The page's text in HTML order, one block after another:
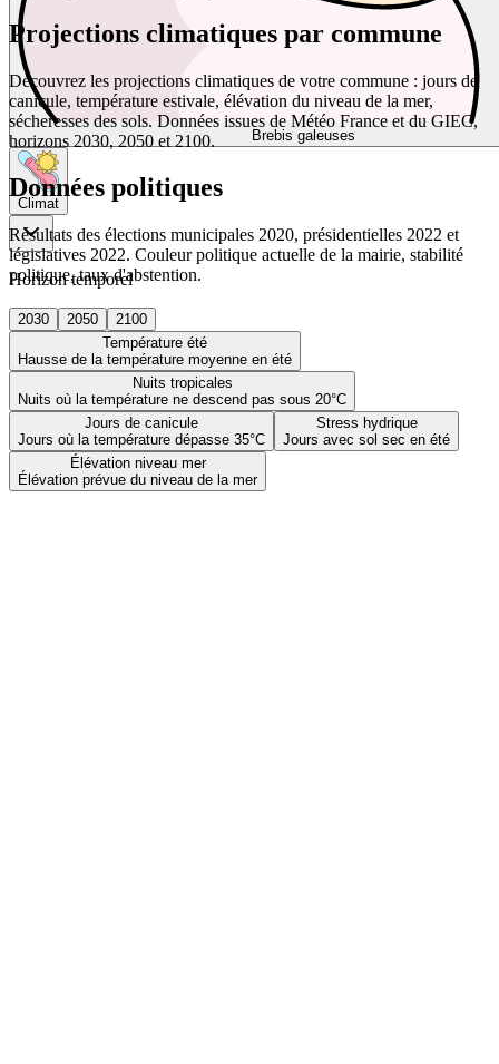
Brebis galeuses
Climat
Horizon temporel
2030 2050
2100
Température été
Hausse de la température moyenne en été
Nuits tropicales
Nuits où la température ne descend pas sous 20°C
Jours de canicule
Jours où la température dépasse 35°C
Stress hydrique
Jours avec sol sec en été
Élévation niveau mer
Élévation prévue du niveau de la mer
Projections climatiques par commune
Découvrez les projections climatiques de votre commune : jours de
canicule, température estivale, élévation du niveau de la mer,
sécheresses des sols. Données issues de Météo France et du GIEC,
horizons 2030, 2050 et 2100.
Données politiques
Résultats des élections municipales 2020, présidentielles 2022 et
législatives 2022. Couleur politique actuelle de la mairie, stabilité
politique, taux d'abstention.